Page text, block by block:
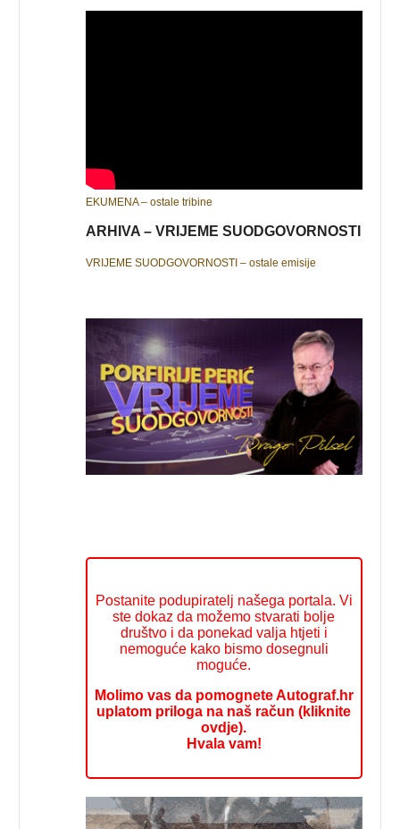
EKUMENA – ostale tribine
ARHIVA – VRIJEME SUODGOVORNOSTI
VRIJEME SUODGOVORNOSTI – ostale emisije
Postanite podupiratelj našega portala. Vi
ste dokaz da možemo stvarati bolje
društvo i da ponekad valja htjeti i
nemoguće kako bismo dosegnuli
moguće.
Molimo vas da pomognete Autograf.hr
uplatom priloga na naš račun (kliknite
ovdje).
Hvala vam!